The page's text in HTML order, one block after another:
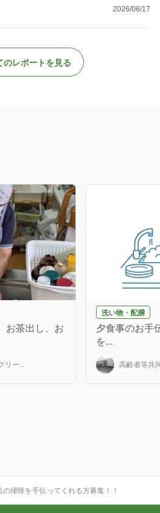
2026/06/17
のレポートを見る
お茶出し、お
ー...
洗い物・配膳
夕食事のお手
を...
高齢者等共
の掃除を手伝ってくれる方募集！！